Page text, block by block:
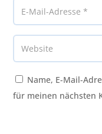
Name, E-Mail-
für meinen nächsten